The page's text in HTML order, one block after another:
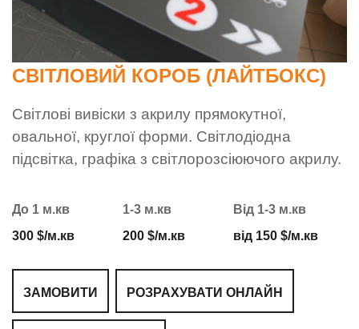
СВІТЛОВИЙ КОРОБ (ЛАЙТБОКС)
Світлові вивіски з акрилу прямокутної,
овальної, круглої форми. Світлодіодна
підсвітка, графіка з світлорозсіюючого акрилу.
До 1 м.кв
300 $/м.кв
1-3 м.кв
200 $/м.кв
Від 1-3 м.кв
від 150 $/м.кв
ЗАМОВИТИ РОЗРАХУВАТИ ОНЛАЙН